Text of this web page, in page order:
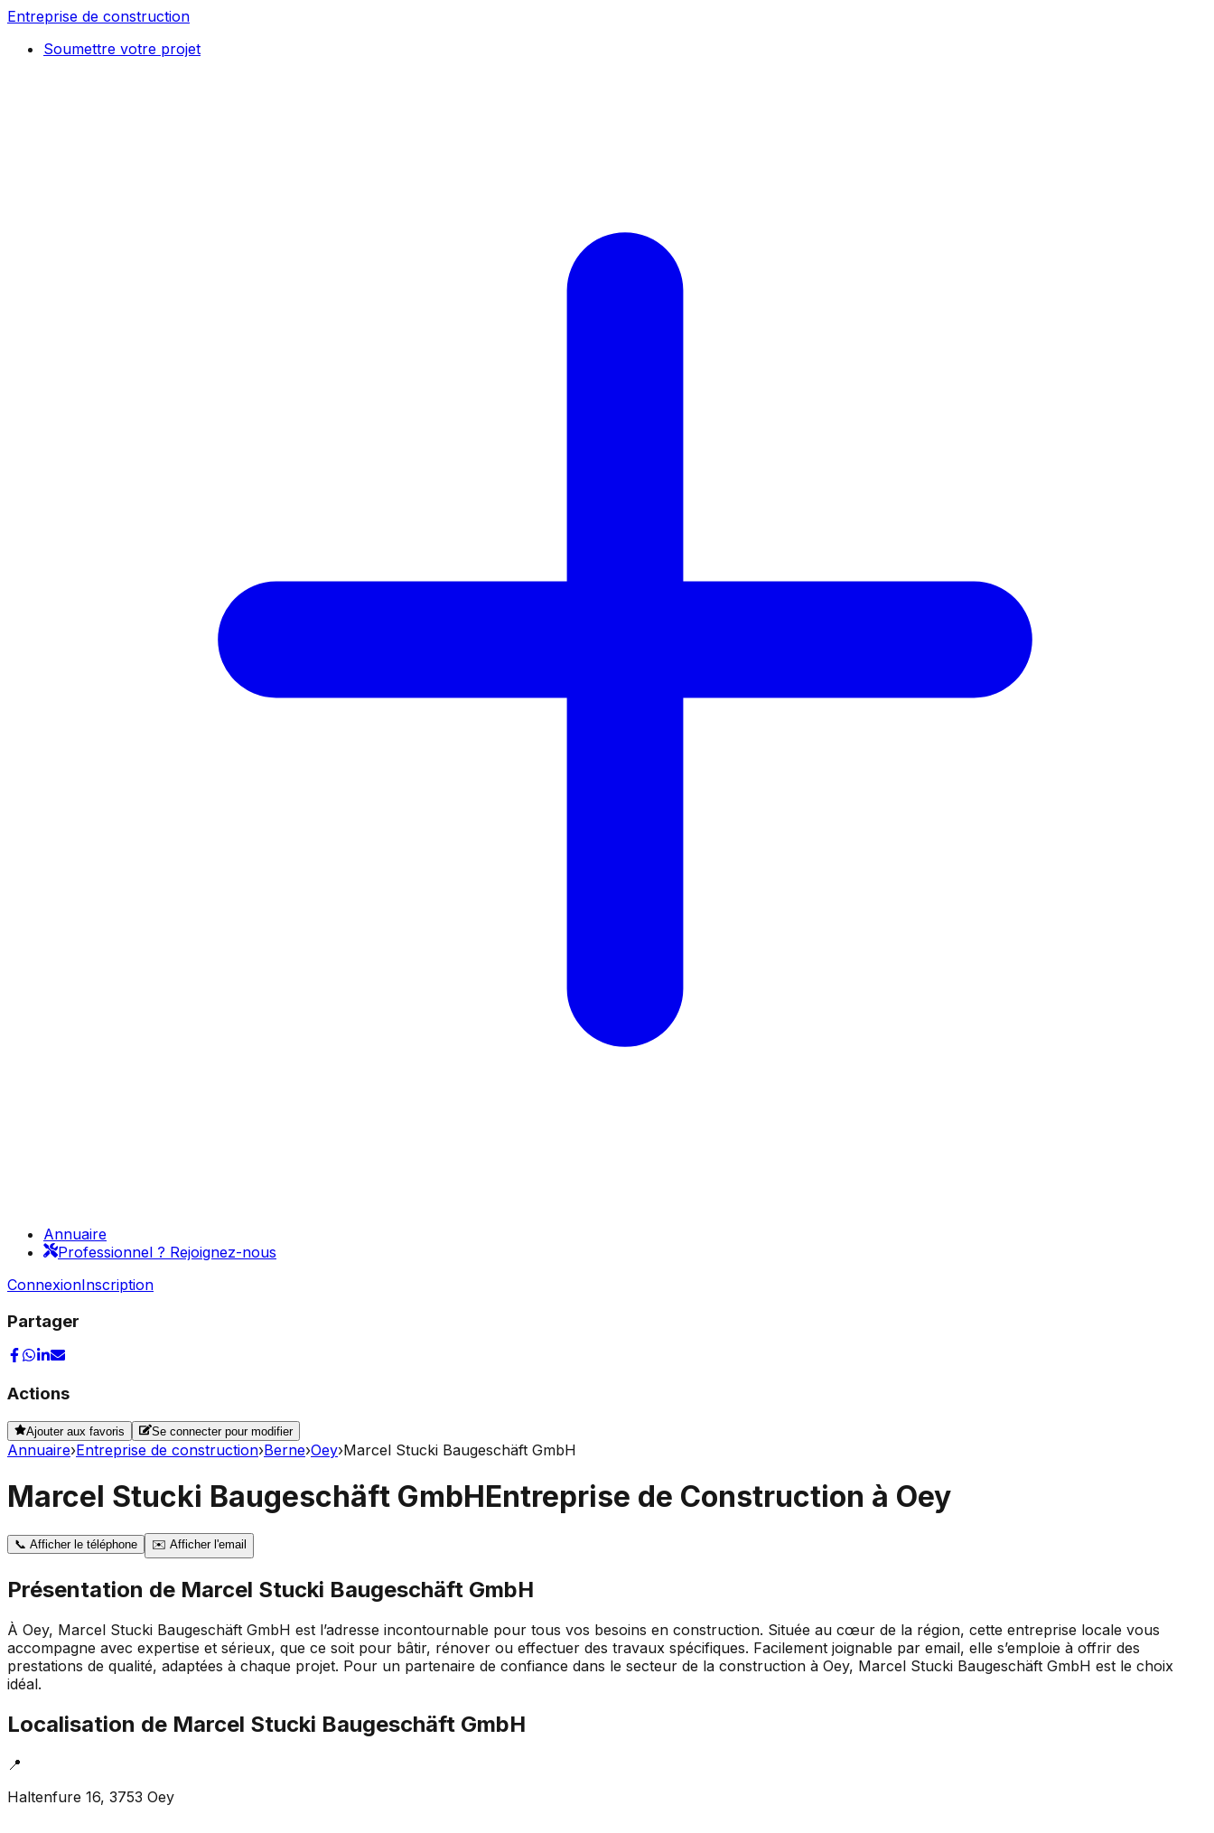
Entreprise de construction
Soumettre votre projet
Annuaire
Professionnel ? Rejoignez-nous
ConnexionInscription
Partager
Actions
Ajouter aux favoris Se connecter pour modifier
Annuaire›Entreprise de construction›Berne›Oey›Marcel Stucki Baugeschäft GmbH
Marcel Stucki Baugeschäft GmbHEntreprise de Construction à Oey
📞 Afficher le téléphone ✉️ Afficher l'email
Présentation de Marcel Stucki Baugeschäft GmbH
À Oey, Marcel Stucki Baugeschäft GmbH est l’adresse incontournable pour tous vos besoins en construction. Située au cœur de la région, cette entreprise locale vous
accompagne avec expertise et sérieux, que ce soit pour bâtir, rénover ou effectuer des travaux spécifiques. Facilement joignable par email, elle s’emploie à offrir des
prestations de qualité, adaptées à chaque projet. Pour un partenaire de confiance dans le secteur de la construction à Oey, Marcel Stucki Baugeschäft GmbH est le choix
idéal.
Localisation de Marcel Stucki Baugeschäft GmbH
📍
Haltenfure 16, 3753 Oey